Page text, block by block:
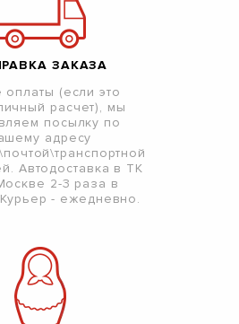
ЗАКАЗА
оплаты (если это
расчет), мы
посылку по
адресу
Автодоставка в ТК
2-3 раза в
- ежедневно.